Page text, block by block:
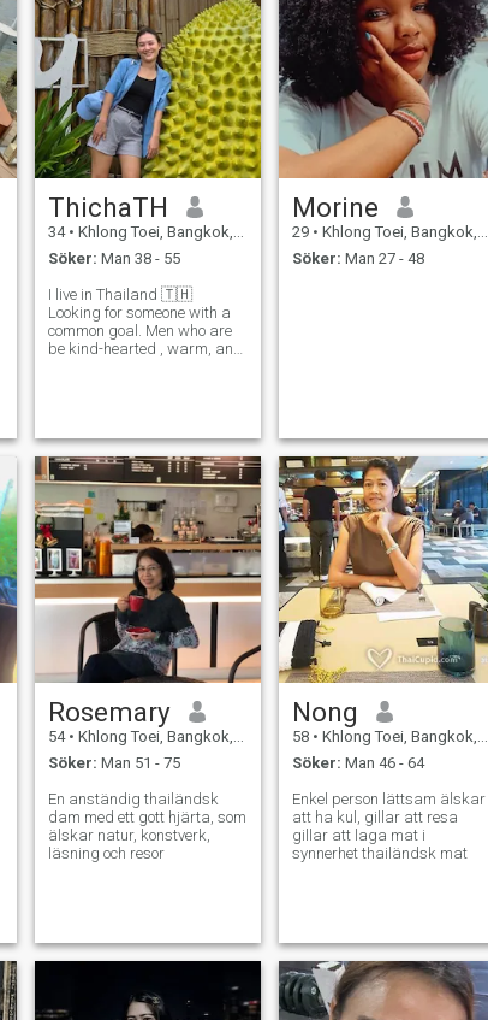
ThichaTH
34 • Khlong Toei, Bangkok, Thailand
Söker: Man 38 - 55
I live in Thailand 🇹🇭
Looking for someone with a
common goal. Men who are
be kind-hearted , warm, and
develops step by step To a
long-te
Morine
29 • Khlong Toei, Bangkok, Thailand
Söker: Man 27 - 48
Rosemary
54 • Khlong Toei, Bangkok, Thailand
Söker: Man 51 - 75
En anständig thailändsk
dam med ett gott hjärta, som
älskar natur, konstverk,
läsning och resor
Nong
58 • Khlong Toei, Bangkok, Thailand
Söker: Man 46 - 64
Enkel person lättsam älskar
att ha kul, gillar att resa
gillar att laga mat i
synnerhet thailändsk mat